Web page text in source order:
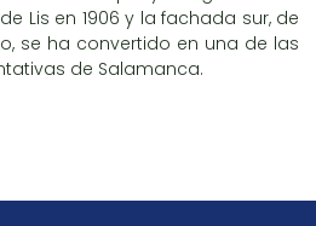
Lis en 1906 y la fachada sur, de
se ha convertido en una de las
de Salamanca.